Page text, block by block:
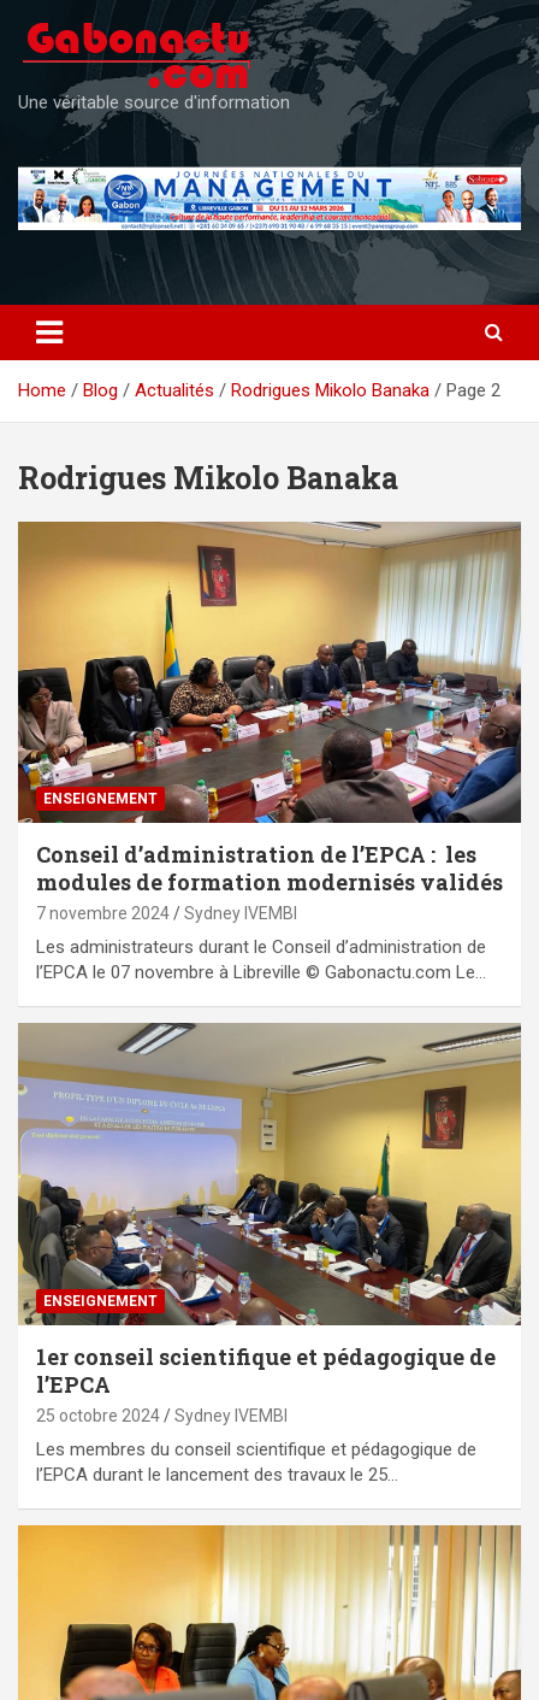
content
Une véritable source d'information
Home Blog Actualités Rodrigues Mikolo Banaka Page 2
Rodrigues Mikolo Banaka
ENSEIGNEMENT
Conseil d’administration de l’EPCA : les
modules de formation modernisés validés
7 novembre 2024 Sydney IVEMBI
Les administrateurs durant le Conseil d’administration de
l’EPCA le 07 novembre à Libreville © Gabonactu.com Le…
ENSEIGNEMENT
1er conseil scientifique et pédagogique de
l’EPCA
25 octobre 2024 Sydney IVEMBI
Les membres du conseil scientifique et pédagogique de
l’EPCA durant le lancement des travaux le 25…